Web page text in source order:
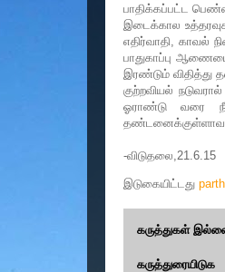
பாதிக்கப்பட்ட
இடைக்கால
எதிர்வாதி, காவல்
பாதுகாப்பு
இரண்டும்
குற்றவியல்
ஓராண்டு வரை
-விடுதலை,21.6.15
இடுகையிட்டது
கருத்துகள்
கருத்துரையிடுக